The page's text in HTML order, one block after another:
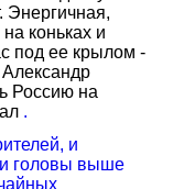
Энергичная,
коньках и
под ее крылом -
Россию на
.
и
головы выше